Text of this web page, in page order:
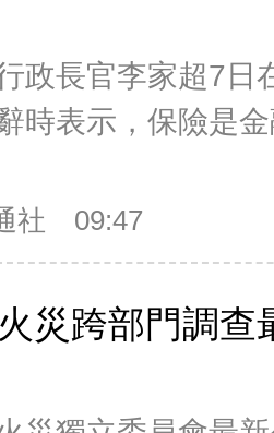
長官李家超7日
時表示，保險是
社 09:47
災跨部門調查